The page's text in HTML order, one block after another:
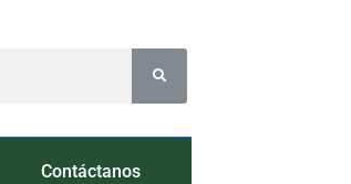
Contáctanos